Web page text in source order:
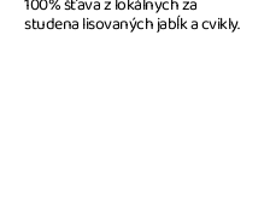
studena lisovaných jabĺk a cvikly.